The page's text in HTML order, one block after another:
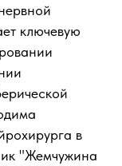
ключевую
в
"Жемчужина